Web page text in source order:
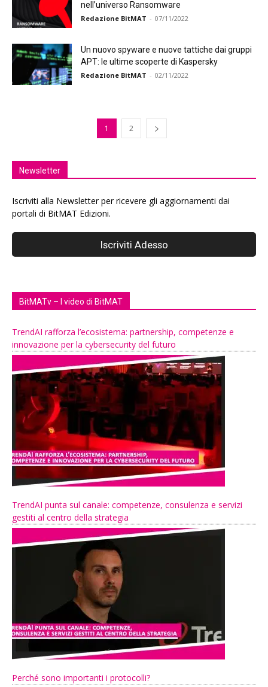
nell’universo Ransomware
Redazione BitMAT - 07/11/2022
Un nuovo spyware e nuove tattiche dai gruppi
APT: le ultime scoperte di Kaspersky
Redazione BitMAT - 02/11/2022
1 2
Newsletter
Iscriviti alla Newsletter per ricevere gli aggiornamenti dai
portali di BitMAT Edizioni.
BitMATv – I video di BitMAT
TrendAI rafforza l’ecosistema: partnership, competenze e
innovazione per la cybersecurity del futuro
TrendAI punta sul canale: competenze, consulenza e servizi
gestiti al centro della strategia
Perché sono importanti i protocolli?